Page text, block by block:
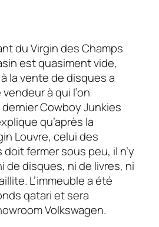
duVirgindes Champs
est quasiment vide,
la vente de disques a
à qui l’on
dernierCowboy Junkies
qu’après la
Louvre, celui des
fermer sous peu, il n’y
de disques, ni de livres, ni
L’immeuble a été
qatari et sera
Volkswagen.